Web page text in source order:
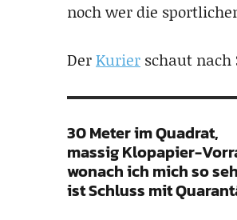
noch wer die
DerKurier schaut nach
30 Meter im Quadrat,
massig Klopapier-
wonach ich mich so
ist Schluss mit